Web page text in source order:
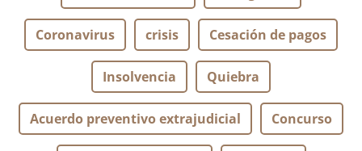
Coronavirus crisis Cesación de pagos
Insolvencia Quiebra
Acuerdo preventivo extrajudicial Concurso